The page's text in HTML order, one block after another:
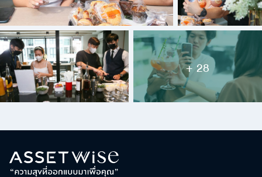
ค้นหา
สำหรับ:
+ 28
เพื่อให้ไม่พลาดข้อมูลข่าวสาร และโอกาสรับข้อเสนอ
ที่สำคัญฉันยินยอมรับข้อมูลข่าวสารโปรโมชันและ